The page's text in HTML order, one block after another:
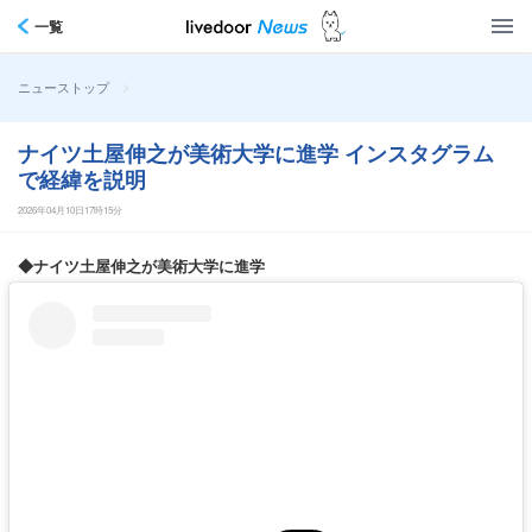
一覧
ニューストップ >
ナイツ土屋伸之が美術大学に進学 インスタグラム
で経緯を説明
2026年04月10日17時15分
◆ナイツ土屋伸之が美術大学に進学